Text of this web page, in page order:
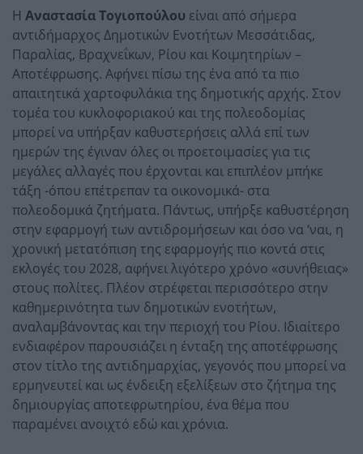
Η Αναστασία Τογιοπούλου είναι από σήμερα
αντιδήμαρχος Δημοτικών Ενοτήτων Μεσσάτιδας,
Παραλίας, Βραχνεΐκων, Ρίου και Κοιμητηρίων –
Αποτέφρωσης. Αφήνει πίσω της ένα από τα πιο
απαιτητικά χαρτοφυλάκια της δημοτικής αρχής. Στον
τομέα του κυκλοφοριακού και της πολεοδομίας
μπορεί να υπήρξαν καθυστερήσεις αλλά επί των
ημερών της έγιναν όλες οι προετοιμασίες για τις
μεγάλες αλλαγές που έρχονται και επιπλέον μπήκε
τάξη -όπου επέτρεπαν τα οικονομικά- στα
πολεοδομικά ζητήματα. Πάντως, υπήρξε καθυστέρηση
στην εφαρμογή των αντιδρομήσεων και όσο να ‘ναι, η
χρονική μετατόπιση της εφαρμογής πιο κοντά στις
εκλογές του 2028, αφήνει λιγότερο χρόνο «συνήθειας»
στους πολίτες. Πλέον στρέφεται περισσότερο στην
καθημερινότητα των δημοτικών ενοτήτων,
αναλαμβάνοντας και την περιοχή του Ρίου. Ιδιαίτερο
ενδιαφέρον παρουσιάζει η ένταξη της αποτέφρωσης
στον τίτλο της αντιδημαρχίας, γεγονός που μπορεί να
ερμηνευτεί και ως ένδειξη εξελίξεων στο ζήτημα της
δημιουργίας αποτεφρωτηρίου, ένα θέμα που
παραμένει ανοιχτό εδώ και χρόνια.